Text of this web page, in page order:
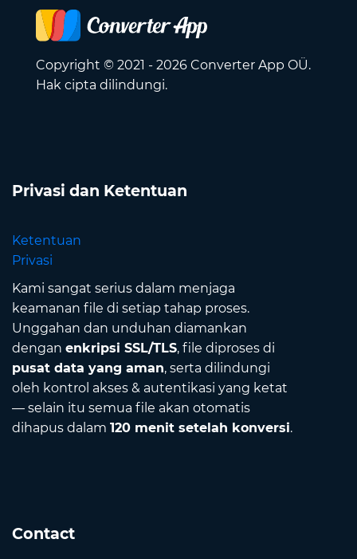
Copyright © 2021 - 2026 Converter App OÜ.
Hak cipta dilindungi.
Privasi dan Ketentuan
Ketentuan
Privasi
Kami sangat serius dalam menjaga
keamanan file di setiap tahap proses.
Unggahan dan unduhan diamankan
dengan enkripsi SSL/TLS, file diproses di
pusat data yang aman, serta dilindungi
oleh kontrol akses & autentikasi yang ketat
— selain itu semua file akan otomatis
dihapus dalam 120 menit setelah konversi.
Contact